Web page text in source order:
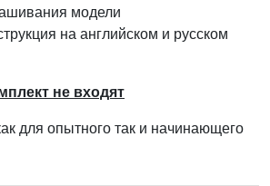
модели
на английском и русском
не входят
для опытного так и начинающего